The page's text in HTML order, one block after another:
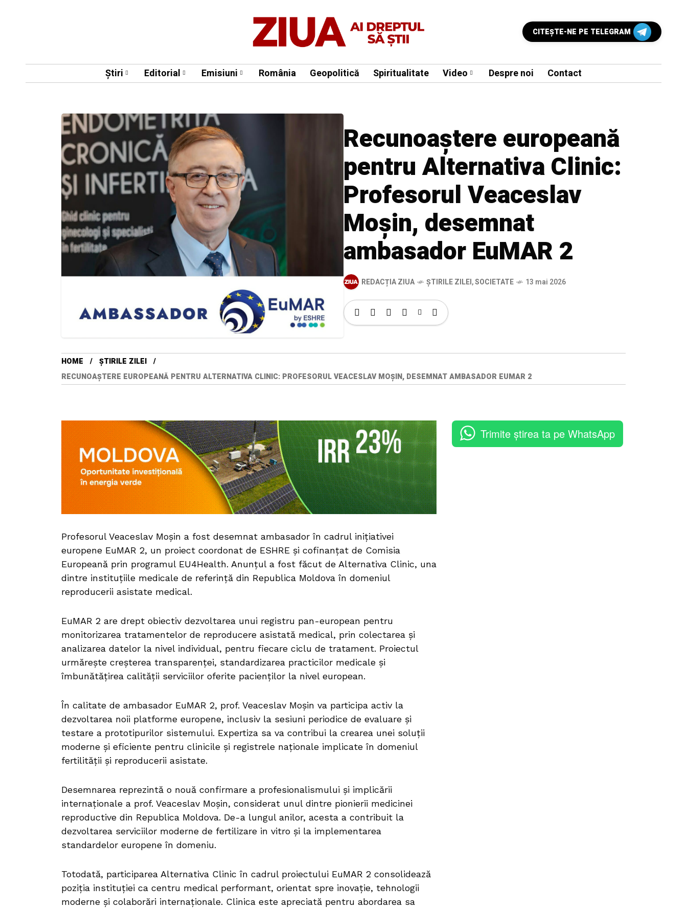
CITEŞTE-NE PE TELEGRAM
Știri Editorial Emisiuni România Geopolitică Spiritualitate Video Despre noi Contact
Recunoaștere europeană
pentru Alternativa Clinic:
Profesorul Veaceslav
Moșin, desemnat
ambasador EuMAR 2
REDACȚIA ZIUA ȘTIRILE ZILEI,SOCIETATE 13 mai 2026
HOME
ȘTIRILE ZILEI
RECUNOAȘTERE EUROPEANĂ PENTRU ALTERNATIVA CLINIC: PROFESORUL VEACESLAV MOȘIN, DESEMNAT AMBASADOR EUMAR 2
Profesorul Veaceslav Moșin a fost desemnat ambasador în cadrul inițiativei
europene EuMAR 2, un proiect coordonat de ESHRE și cofinanțat de Comisia
Europeană prin programul EU4Health. Anunțul a fost făcut de Alternativa Clinic, una
dintre instituțiile medicale de referință din Republica Moldova în domeniul
reproducerii asistate medical.
EuMAR 2 are drept obiectiv dezvoltarea unui registru pan-european pentru
monitorizarea tratamentelor de reproducere asistată medical, prin colectarea și
analizarea datelor la nivel individual, pentru fiecare ciclu de tratament. Proiectul
urmărește creșterea transparenței, standardizarea practicilor medicale și
îmbunătățirea calității serviciilor oferite pacienților la nivel european.
În calitate de ambasador EuMAR 2, prof. Veaceslav Moșin va participa activ la
dezvoltarea noii platforme europene, inclusiv la sesiuni periodice de evaluare și
testare a prototipurilor sistemului. Expertiza sa va contribui la crearea unei soluții
moderne și eficiente pentru clinicile și registrele naționale implicate în domeniul
fertilității și reproducerii asistate.
Desemnarea reprezintă o nouă confirmare a profesionalismului și implicării
internaționale a prof. Veaceslav Moșin, considerat unul dintre pionierii medicinei
reproductive din Republica Moldova. De-a lungul anilor, acesta a contribuit la
dezvoltarea serviciilor moderne de fertilizare in vitro și la implementarea
standardelor europene în domeniu.
Totodată, participarea Alternativa Clinic în cadrul proiectului EuMAR 2 consolidează
poziția instituției ca centru medical performant, orientat spre inovație, tehnologii
moderne și colaborări internaționale. Clinica este apreciată pentru abordarea sa
Trimite știrea ta pe WhatsApp